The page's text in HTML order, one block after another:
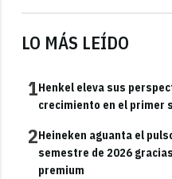
LO MÁS LEÍDO
1Henkel eleva sus
crecimiento en el primer
2Heineken aguanta el
semestre de 2026
premium